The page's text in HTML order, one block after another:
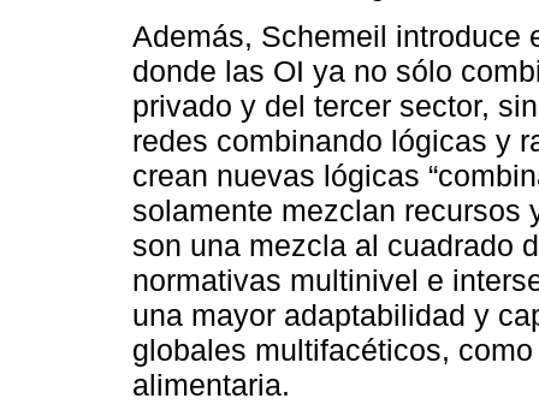
Además, Schemeil introduce
donde las OI ya no sólo
privado y del tercer sector,
redes combinando lógicas y
crean nuevas lógicas
solamente mezclan recursos
son una mezcla al cuadrado
normativas multinivel e
una mayor adaptabilidad y
globales multifacéticos,
alimentaria.